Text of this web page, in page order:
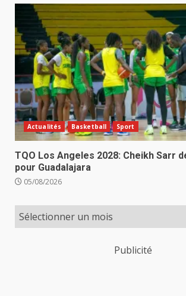
Actualités Basketball Sport
TQO Los Angeles 2028: Cheikh Sarr
pour Guadalajara
05/08/2026
Publicité